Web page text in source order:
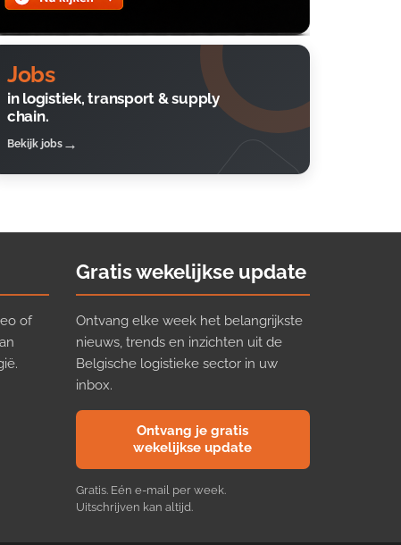
Jobs
in logistiek, transport & supply
chain.
Bekijk jobs
of
Gratis wekelijkse update
Ontvang elke week het belangrijkste
nieuws, trends en inzichten uit de
Belgische logistieke sector in uw
inbox.
Ontvang je gratis
wekelijkse update
Gratis. Eén e-mail per week.
Uitschrijven kan altijd.